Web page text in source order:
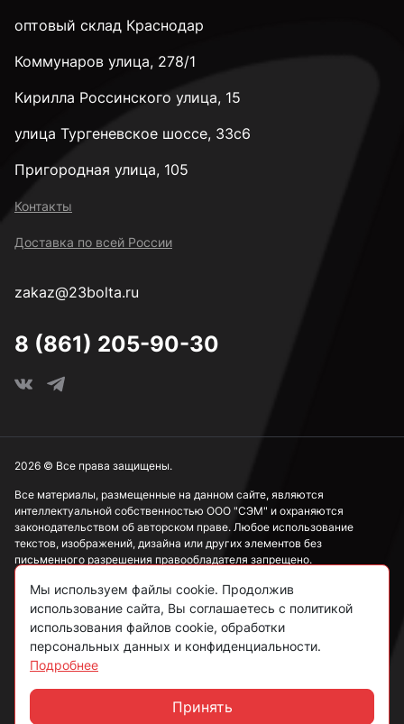
оптовый склад Краснодар
Коммунаров улица, 278/1
Кирилла Россинского улица, 15
улица Тургеневское шоссе, 33с6
Пригородная улица, 105
Контакты
Доставка по всей России
zakaz@23bolta.ru
8 (861) 205-90-30
Все материалы, размещенные на данном сайте, являются
интеллектуальной собственностью ООО "СЭМ" и охраняются
законодательством об авторском праве. Любое использование
текстов, изображений, дизайна или других элементов без
письменного разрешения правообладателя запрещено.
Информация, представленная на сайте, носит исключительно
ознакомительный характер и не может рассматриваться как
публичная оферта в соответствии со ст. 437 ГК РФ.
Политика конфиденциальности
Согласие на обработку данных
2026 © Все права защищены.
Мы используем файлы cookie. Продолжив
использование сайта, Вы соглашаетесь с политикой
использования файлов cookie, обработки
персональных данных и конфиденциальности.
Подробнее
Принять